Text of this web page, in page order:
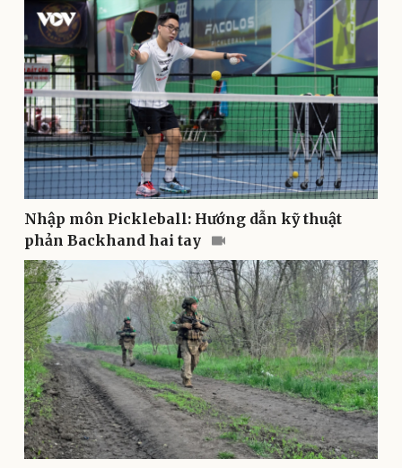
Kinh tế
Bất động sản
Khởi nghiệp
Thị trường
Giá vàng
Tiêu dùng
Tỷ giá
Chứng khoán
Giá cà phê
Nhập môn Pickleball: Hướng dẫn kỹ thuật
phản Backhand hai tay